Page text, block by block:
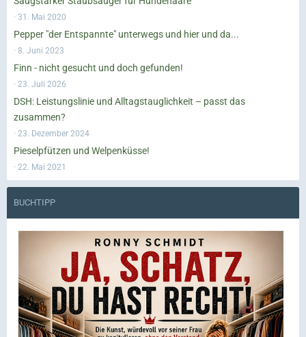
31. Mai 2020
Pepper "der Entspannte" unterwegs und hier und da...
8. Juni 2023
Finn - nicht gesucht und doch gefunden!
23. Juli 2026
DSH: Leistungslinie und Alltagstauglichkeit – passt das
zusammen?
23. Dezember 2024
Pieselpfützen und Welpenküsse!
22. Mai 2021
BUCHTIPP